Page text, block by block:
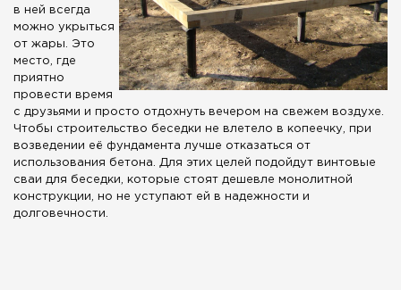
в ней всегда
можно укрыться
от жары. Это
место, где
приятно
провести время
с друзьями и просто отдохнуть вечером на свежем воздухе.
Чтобы строительство беседки не влетело в копеечку, при
возведении её фундамента лучше отказаться от
использования бетона. Для этих целей подойдут винтовые
сваи для беседки, которые стоят дешевле монолитной
конструкции, но не уступают ей в надежности и
долговечности.